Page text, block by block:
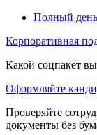
Полный день
Корпоративная
Какой соцпакет
Оформляйте
Проверяйте
документы без